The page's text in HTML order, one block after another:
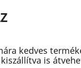
kedves
is